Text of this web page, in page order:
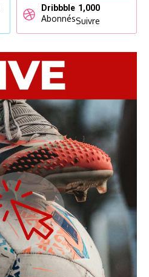
Dribbble 1,000
AbonnésSuivre